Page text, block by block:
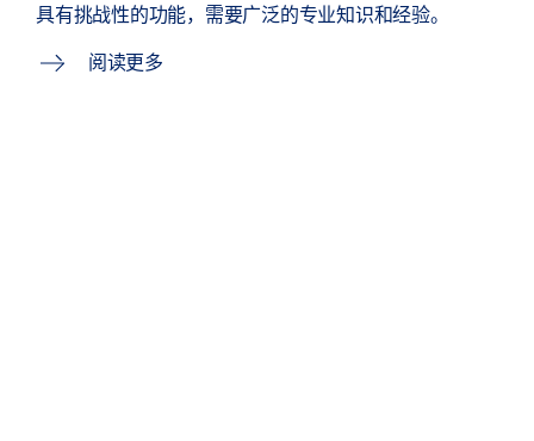
具有挑战性的功能，需要广泛的专业知识和经验。
阅读更多